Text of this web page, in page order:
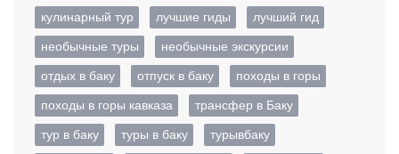
кулинарный тур
лучшие гиды
лучший гид
необычные туры
необычные экскурсии
отдых в баку
отпуск в баку
походы в горы
походы в горы кавказа
трансфер в Баку
тур в баку
туры в баку
турывбаку